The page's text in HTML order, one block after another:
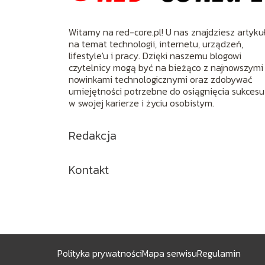
Witamy na red-core.pl! U nas znajdziesz
na temat technologii, internetu, urządzeń,
lifestyle'u i pracy. Dzięki naszemu blogowi
czytelnicy mogą być na bieżąco z najnowszymi
nowinkami technologicznymi oraz zdobywać
umiejętności potrzebne do osiągnięcia sukcesu
w swojej karierze i życiu osobistym.
Redakcja
Kontakt
Polityka prywatnościMapa serwisuRegulamin